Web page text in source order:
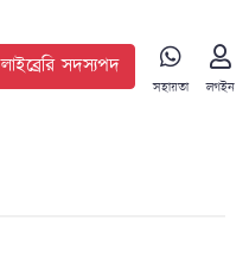
লাইব্রেরি সদস্যপদ
সহায়তা লগইন